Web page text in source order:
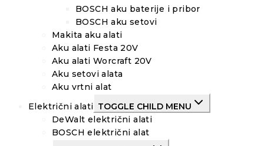
BOSCH aku baterije i pribor
BOSCH aku setovi
Makita aku alati
Aku alati Festa 20V
Aku alati Worcraft 20V
Aku setovi alata
Aku vrtni alat
Električni alati TOGGLE CHILD MENU
DeWalt električni alati
BOSCH električni alat